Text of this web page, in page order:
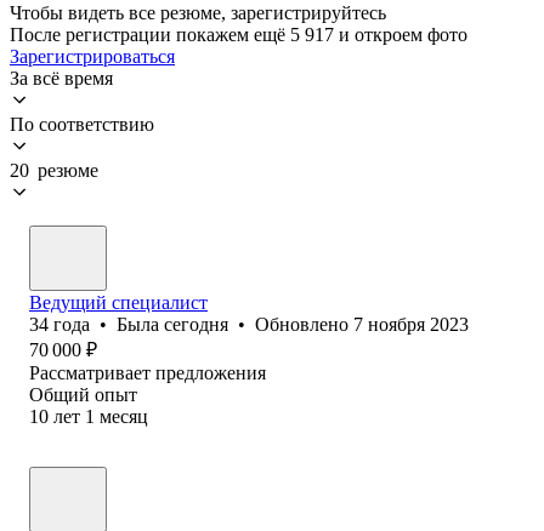
Чтобы видеть все резюме, зарегистрируйтесь
После регистрации покажем ещё 5 917 и откроем фото
Зарегистрироваться
За всё время
По соответствию
20 резюме
Ведущий специалист
34 года • Была сегодня • Обновлено 7 ноября 2023
70 000 ₽
Рассматривает предложения
Общий опыт
10 лет 1 месяц